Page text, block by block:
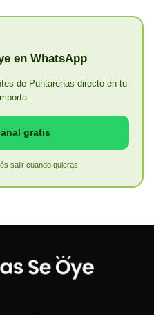
en WhatsApp
de Puntarenas directo en tu
gratis
salir cuando quieras